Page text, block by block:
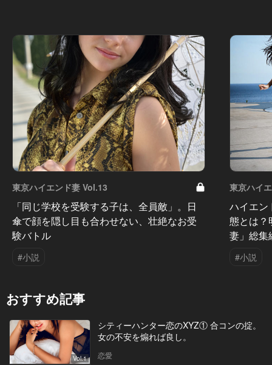
東京ハイエンド妻 Vol.13
「同じ学校を受験する子は、全員敵」。日
傘で顔を隠し目も合わせない、壮絶なお受
験バトル
#小説
東京ハイ
ハイエン
態とは？
妻」総集
#小説
おすすめ記事
Vol.1
シティーハンター恋のXYZ① 合コンの掟。
女の不安を煽れば良し。
恋愛